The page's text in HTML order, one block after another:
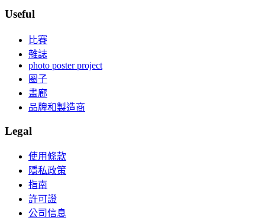
Useful
比賽
雜誌
photo poster project
圈子
畫廊
品牌和製造商
Legal
使用條款
隱私政策
指南
許可證
公司信息